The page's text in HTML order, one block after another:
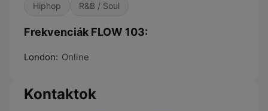
Hiphop R&B / Soul
Frekvenciák FLOW 103:
London: Online
Kontaktok